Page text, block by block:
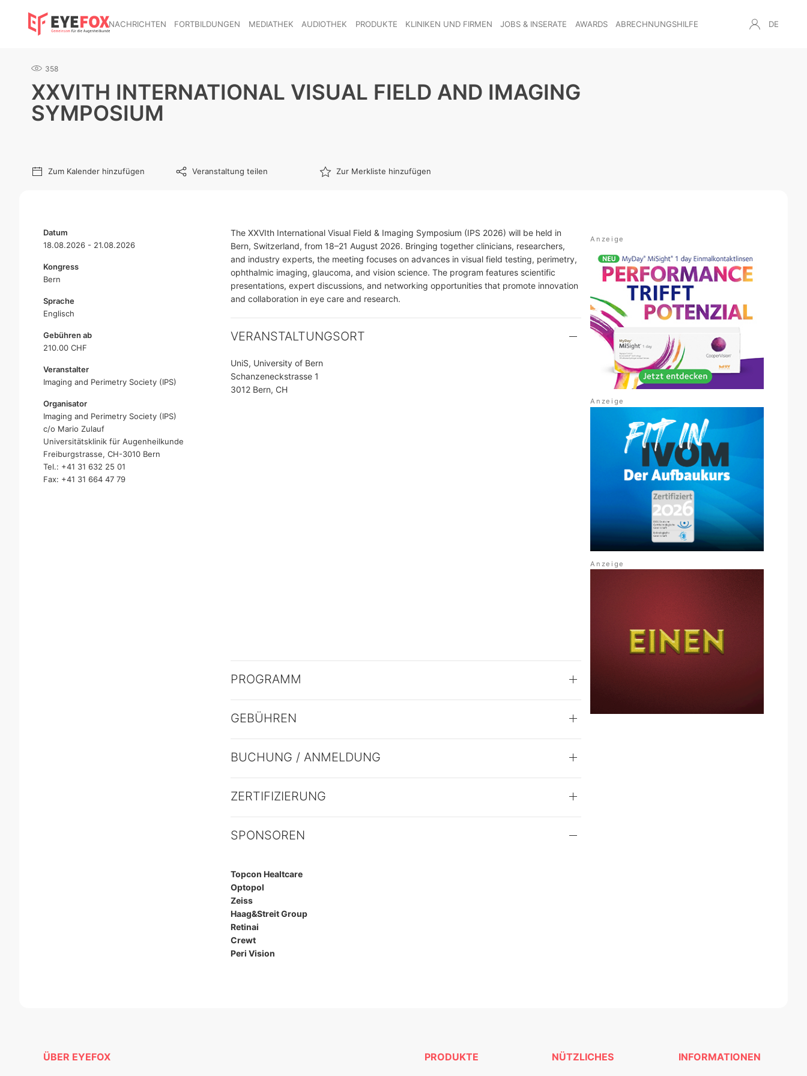
NACHRICHTEN FORTBILDUNGEN MEDIATHEK AUDIOTHEK PRODUKTE KLINIKEN UND FIRMEN JOBS & INSERATE AWARDS ABRECHNUNGSHILFE DE
358
XXVITH INTERNATIONAL VISUAL FIELD AND IMAGING
SYMPOSIUM
Zum Kalender hinzufügen Veranstaltung teilen Zur Merkliste hinzufügen
Datum
18.08.2026 - 21.08.2026
Kongress
Bern
Sprache
Englisch
Gebühren ab
210.00 CHF
Veranstalter
Imaging and Perimetry Society (IPS)
Organisator
Imaging and Perimetry Society (IPS)
c/o Mario Zulauf
Universitätsklinik für Augenheilkunde
Freiburgstrasse, CH-3010 Bern
Tel.: +41 31 632 25 01
Fax: +41 31 664 47 79
The XXVIth International Visual Field & Imaging Symposium (IPS 2026) will be held in
Bern, Switzerland, from 18–21 August 2026. Bringing together clinicians, researchers,
and industry experts, the meeting focuses on advances in visual field testing, perimetry,
ophthalmic imaging, glaucoma, and vision science. The program features scientific
presentations, expert discussions, and networking opportunities that promote innovation
and collaboration in eye care and research.
VERANSTALTUNGSORT
UniS, University of Bern
Schanzeneckstrasse 1
3012 Bern, CH
PROGRAMM
GEBÜHREN
BUCHUNG / ANMELDUNG
ZERTIFIZIERUNG
SPONSOREN
Topcon Healtcare
Optopol
Zeiss
Haag&Streit Group
Retinai
Crewt
Peri Vision
ÜBER EYEFOX PRODUKTE NÜTZLICHES INFORMATIONEN